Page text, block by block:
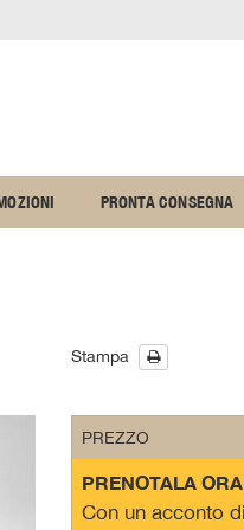
PRONTA CONSEGNA
Stampa
PREZZO
PRENOTALA ORA
Con un acconto